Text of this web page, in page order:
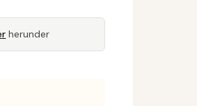
herunder